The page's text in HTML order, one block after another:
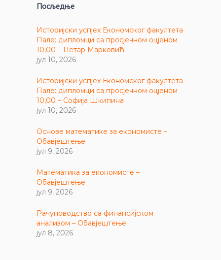
Посљедње
Историјски успјех Економског факултета
Пале: дипломци са просјечном оцјеном
10,00 – Петар Марковић
јул 10, 2026
Историјски успјех Економског факултета
Пале: дипломци са просјечном оцјеном
10,00 – Софија Шкипина
јул 10, 2026
Основе математике за економисте –
Обавјештење
јул 9, 2026
Математика за економисте –
Обавјештење
јул 9, 2026
Рачуноводство са финансијском
анализом – Обавјештење
јул 8, 2026